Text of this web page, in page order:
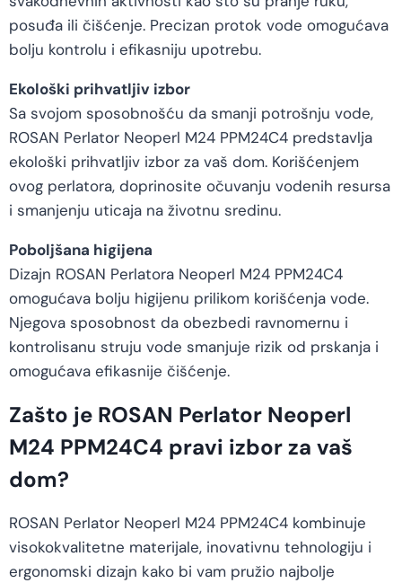
posuđa ili čišćenje. Precizan protok vode omogućava
bolju kontrolu i efikasniju upotrebu.
Ekološki prihvatljiv izbor
Sa svojom sposobnošću da smanji potrošnju vode,
ROSAN Perlator Neoperl M24 PPM24C4 predstavlja
ekološki prihvatljiv izbor za vaš dom. Korišćenjem
ovog perlatora, doprinosite očuvanju vodenih resursa
i smanjenju uticaja na životnu sredinu.
Poboljšana higijena
Dizajn ROSAN Perlatora Neoperl M24 PPM24C4
omogućava bolju higijenu prilikom korišćenja vode.
Njegova sposobnost da obezbedi ravnomernu i
kontrolisanu struju vode smanjuje rizik od prskanja i
omogućava efikasnije čišćenje.
Zašto je ROSAN Perlator Neoperl
M24 PPM24C4 pravi izbor za vaš
dom?
ROSAN Perlator Neoperl M24 PPM24C4 kombinuje
visokokvalitetne materijale, inovativnu tehnologiju i
ergonomski dizajn kako bi vam pružio najbolje